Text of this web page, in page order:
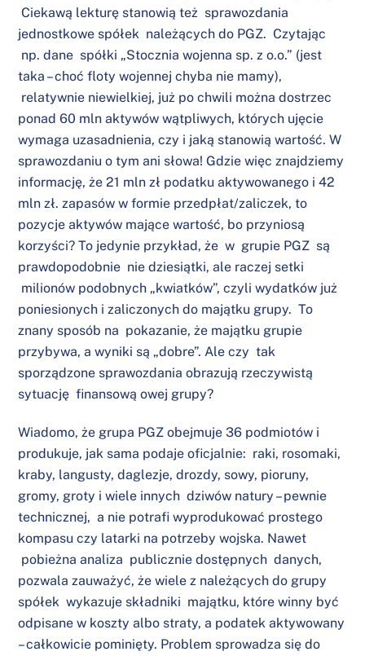
Ciekawą lekturę stanowią też sprawozdania
jednostkowe spółek należących do PGZ. Czytając
np. dane spółki „Stocznia wojenna sp. z o.o.” (jest
taka – choć floty wojennej chyba nie mamy),
relatywnie niewielkiej, już po chwili można dostrzec
ponad 60 mln aktywów wątpliwych, których ujęcie
wymaga uzasadnienia, czy i jaką stanowią wartość. W
sprawozdaniu o tym ani słowa! Gdzie więc znajdziemy
informację, że 21 mln zł podatku aktywowanego i 42
mln zł. zapasów w formie przedpłat/zaliczek, to
pozycje aktywów mające wartość, bo przyniosą
korzyści? To jedynie przykład, że w grupie PGZ są
prawdopodobnie nie dziesiątki, ale raczej setki
milionów podobnych „kwiatków”, czyli wydatków już
poniesionych i zaliczonych do majątku grupy. To
znany sposób na pokazanie, że majątku grupie
przybywa, a wyniki są „dobre”. Ale czy tak
sporządzone sprawozdania obrazują rzeczywistą
sytuację finansową owej grupy?
Wiadomo, że grupa PGZ obejmuje 36 podmiotów i
produkuje, jak sama podaje oficjalnie: raki, rosomaki,
kraby, langusty, daglezje, drozdy, sowy, pioruny,
gromy, groty i wiele innych dziwów natury – pewnie
technicznej, a nie potrafi wyprodukować prostego
kompasu czy latarki na potrzeby wojska. Nawet
pobieżna analiza publicznie dostępnych danych,
pozwala zauważyć, że wiele z należących do grupy
spółek wykazuje składniki majątku, które winny być
odpisane w koszty albo straty, a podatek aktywowany
– całkowicie pominięty. Problem sprowadza się do